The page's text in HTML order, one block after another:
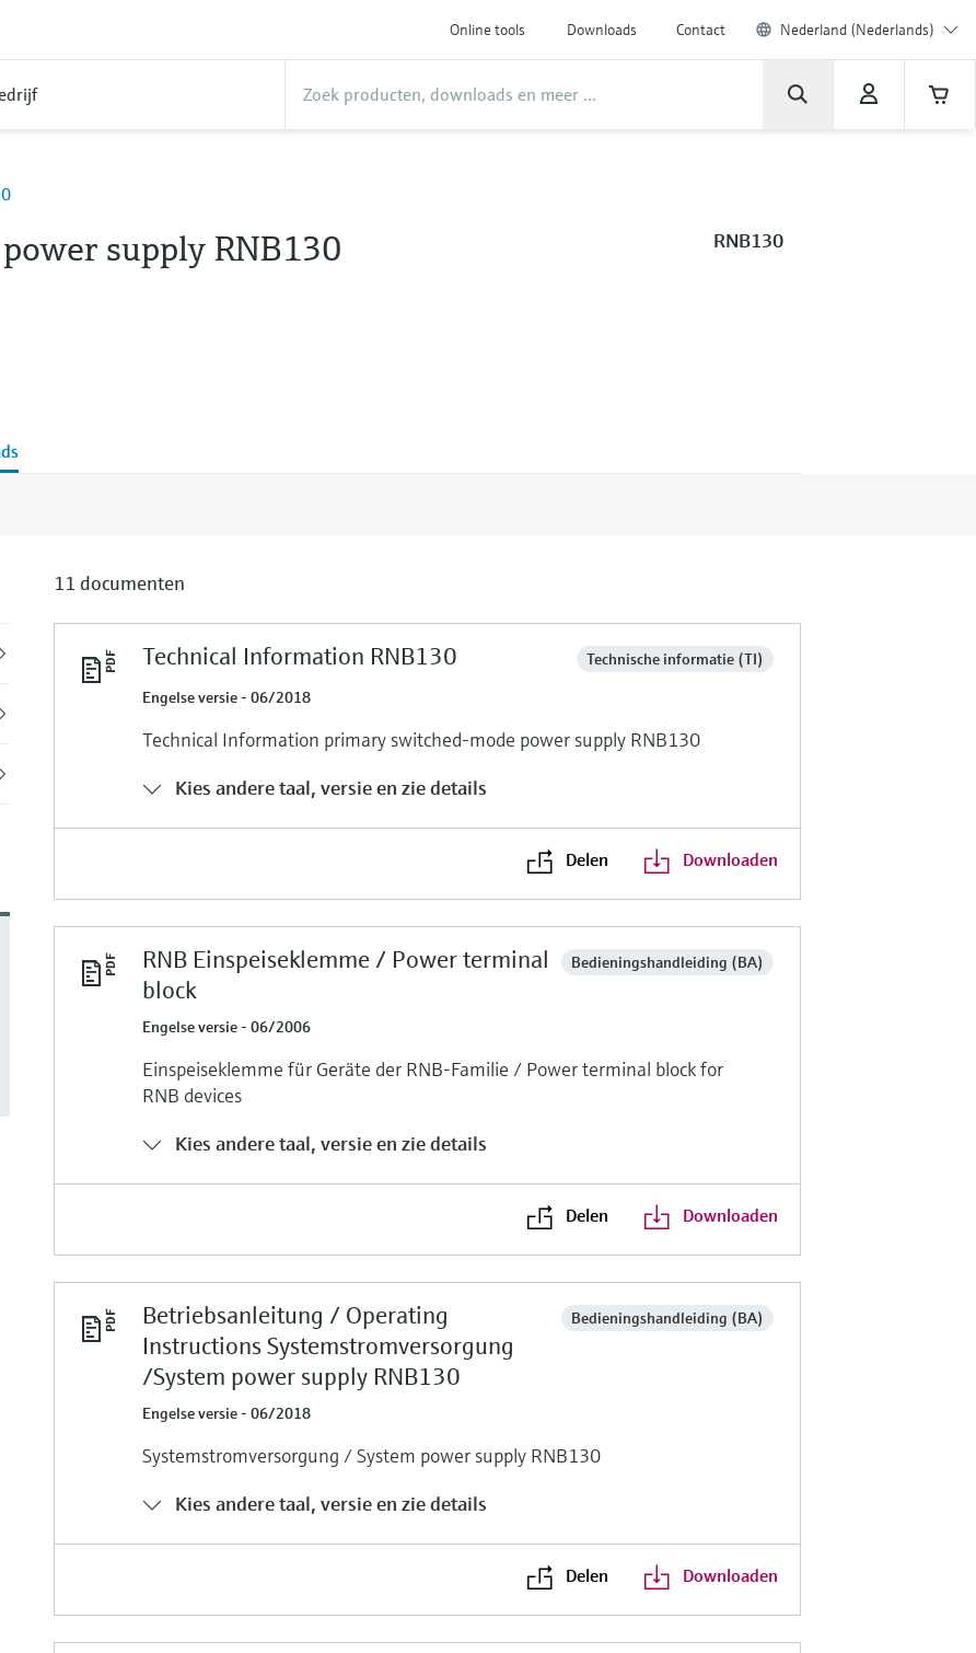
Online tools Downloads Contact Nederland (Nederlands)
supply RNB130 RNB130
11 documenten
Technical Information RNB130
Technische informatie (TI)
Engelse versie - 06/2018
Technical Information primary switched-mode power supply RNB130
Kies andere taal, versie en zie details
Delen Downloaden
RNB Einspeiseklemme / Power terminal
block
Bedieningshandleiding (BA)
Engelse versie - 06/2006
Einspeiseklemme für Geräte der RNB-Familie / Power terminal block for
RNB devices
Kies andere taal, versie en zie details
Delen Downloaden
Betriebsanleitung / Operating
Instructions Systemstromversorgung
/System power supply RNB130
Bedieningshandleiding (BA)
Engelse versie - 06/2018
Systemstromversorgung / System power supply RNB130
Kies andere taal, versie en zie details
Delen Downloaden